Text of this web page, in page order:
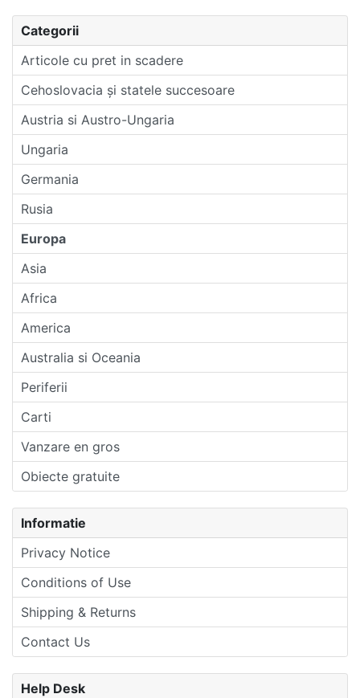
Categorii
Articole cu pret in scadere
Cehoslovacia și statele succesoare
Austria si Austro-Ungaria
Ungaria
Germania
Rusia
Europa
Asia
Africa
America
Australia si Oceania
Periferii
Carti
Vanzare en gros
Obiecte gratuite
Informatie
Privacy Notice
Conditions of Use
Shipping & Returns
Contact Us
Help Desk